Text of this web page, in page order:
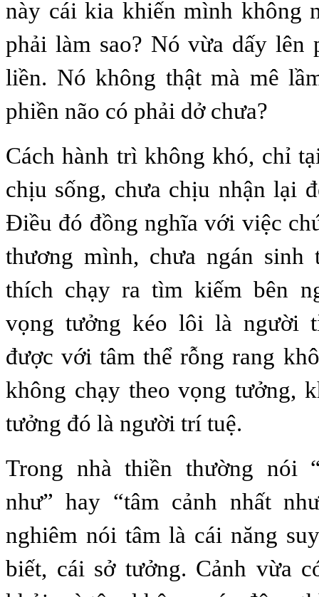
này cái kia khiến mình không
phải làm sao? Nó vừa dấy lên
liền. Nó không thật mà mê
phiền não có phải dở chưa?
Cách hành trì không khó, chỉ
chịu sống, chưa chịu nhận lại
Điều đó đồng nghĩa với việc
thương mình, chưa ngán sinh
thích chạy ra tìm kiếm bên
vọng tưởng kéo lôi là người
được với tâm thể rỗng rang
không chạy theo vọng tưởng,
tưởng đó là người trí tuệ.
Trong nhà thiền thường nói
như” hay “tâm cảnh nhất
nghiêm nói tâm là cái năng
biết, cái sở tưởng. Cảnh vừa